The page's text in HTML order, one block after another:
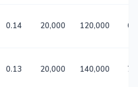
0.14 20,000 120,000
0.13 20,000 140,000